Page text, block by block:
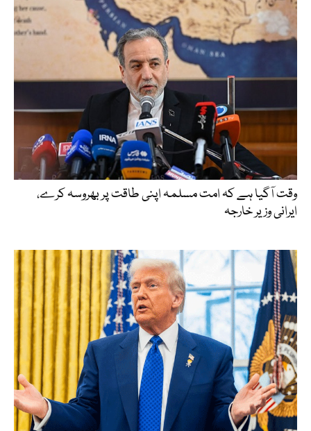
وقت آگیا ہے کہ امت مسلمہ اپنی طاقت پر بھروسہ کرے،
ایرانی وزیر خارجہ